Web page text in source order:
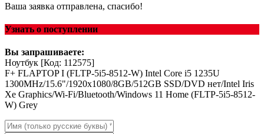
Ваша заявка отправлена, спасибо!
Узнать о поступлении
Вы запрашиваете:
Ноутбук [Код: 112575]
F+ FLAPTOP I (FLTP-5i5-8512-W) Intel Core i5 1235U
1300MHz/15.6"/1920x1080/8GB/512GB SSD/DVD нет/Intel Iris
Xe Graphics/Wi-Fi/Bluetooth/Windows 11 Home (FLTP-5i5-8512-
W) Grey